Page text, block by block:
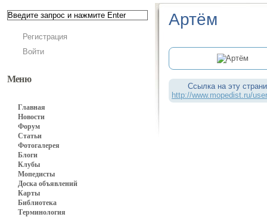
Регистрация
Войти
Меню
Главная
Новости
Форум
Статьи
Фотогалерея
Блоги
Клубы
Мопедисты
Доска объявлений
Карты
Библиотека
Терминология
Артём
Ссылка на эту
http://www.mopedist.ru/